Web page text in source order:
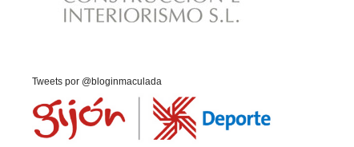
Tweets por @bloginmaculada